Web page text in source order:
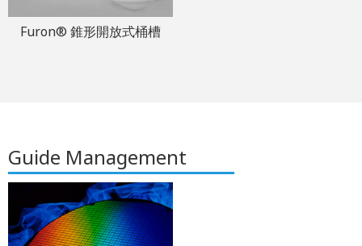
Furon® 錐形開放式桶槽
Guide Management